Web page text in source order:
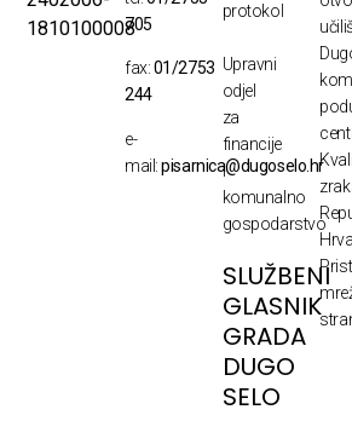
1810100008705
fax:01/2753
244
e-
mail:pisarnica@dugoselo.hr
protokol
Upravni
odjel
za
financije
i
komunalno
gospodarstvo
SLUŽBENI
GLASNIK
GRADA
DUGO
SELO